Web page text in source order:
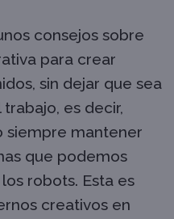
consejos sobre
para crear
sin dejar que sea
es decir,
siempre mantener
que podemos
robots. Esta es
creativos en